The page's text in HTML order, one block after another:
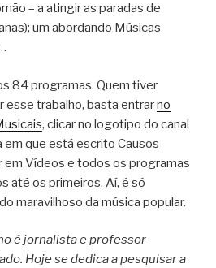
– a atingir as paradas de
um abordando Músicas
84 programas. Quem tiver
esse trabalho, basta entrarno
, clicar no logotipo do canal
em que está escrito Causos
em Vídeos e todos os programas
até os primeiros. Aí, é só
maravilhoso da música popular.
é jornalista e professor
Hoje se dedica a pesquisar a